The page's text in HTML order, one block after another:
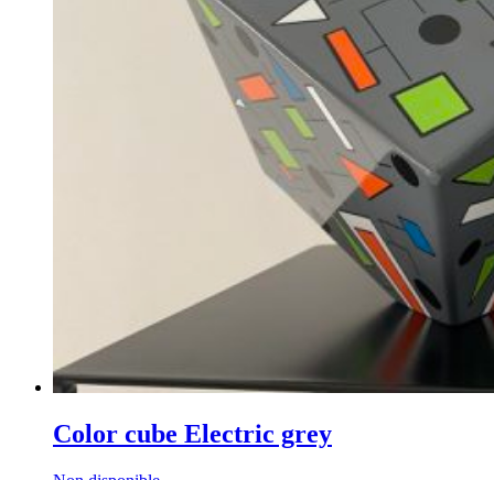
Color cube Electric grey